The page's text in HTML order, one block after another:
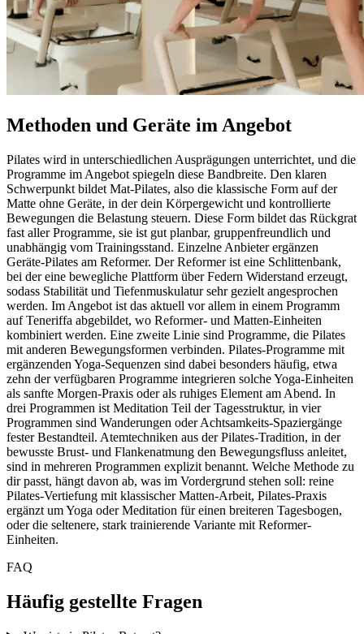
Methoden und Geräte im Angebot
Pilates wird in unterschiedlichen Ausprägungen unterrichtet, und die
Programme im Angebot spiegeln diese Bandbreite. Den klaren
Schwerpunkt bildet Mat-Pilates, also die klassische Form auf der
Matte ohne Geräte, in der dein Körpergewicht und kontrollierte
Bewegungen die Belastung steuern. Diese Form bildet das Rückgrat
fast aller Programme, sie ist gut planbar, gruppenfreundlich und
unabhängig vom Trainingsstand. Einzelne Anbieter ergänzen
Geräte-Pilates am Reformer. Der Reformer ist eine Schlittenbank,
bei der eine bewegliche Plattform über Federn Widerstand erzeugt,
sodass Stabilität und Tiefenmuskulatur sehr gezielt angesprochen
werden. Im Angebot ist das aktuell vor allem in einem Programm
auf Teneriffa abgebildet, wo Reformer- und Matten-Einheiten
kombiniert werden. Eine zweite Linie sind Programme, die Pilates
mit anderen Bewegungsformen verbinden. Pilates-Programme mit
ergänzenden Yoga-Sequenzen sind dabei besonders häufig, etwa
zehn der verfügbaren Programme integrieren solche Yoga-Einheiten
als sanfte Morgen-Praxis oder als ruhiges Element am Abend. In
drei Programmen ist Meditation Teil der Tagesstruktur, in vier
Programmen sind Wanderungen oder Achtsamkeits-Spaziergänge
fester Bestandteil. Atemtechniken aus der Pilates-Tradition, in der
bewusste Brust- und Flankenatmung den Bewegungsfluss anleitet,
sind in mehreren Programmen explizit benannt. Welche Methode zu
dir passt, hängt davon ab, was im Vordergrund stehen soll: reine
Pilates-Vertiefung mit klassischer Matten-Arbeit, Pilates-Praxis
ergänzt um Yoga oder Meditation für einen breiteren Tagesbogen,
oder die seltenere, stark trainierende Variante mit Reformer-
Einheiten.
FAQ
Häufig gestellte Fragen